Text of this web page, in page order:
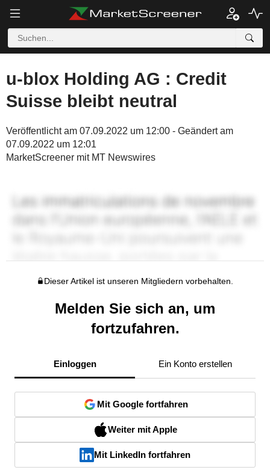
u-blox Holding AG : Credit
Suisse bleibt neutral
Veröffentlicht am 07.09.2022 um 12:00 - Geändert am
07.09.2022 um 12:01
MarketScreener mit MT Newswires
Dieser Artikel ist unseren Mitgliedern vorbehalten.
Melden Sie sich an, um
fortzufahren.
Einloggen Ein Konto erstellen
Mit Google fortfahren
Weiter mit Apple
Mit LinkedIn fortfahren